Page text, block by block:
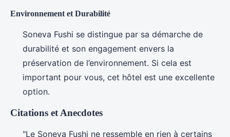
Environnement et Durabilité
Soneva Fushi se distingue par sa démarche de
durabilité et son engagement envers la
préservation de l’environnement. Si cela est
important pour vous, cet hôtel est une excellente
option.
Citations et Anecdotes
"Le Soneva Fushi ne ressemble en rien à certains